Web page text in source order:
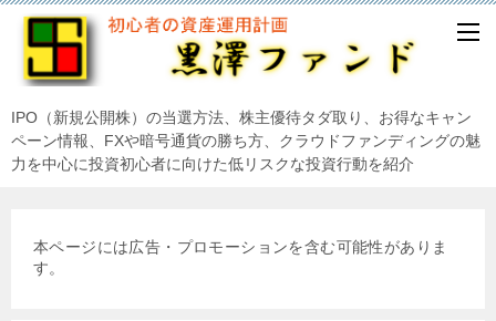
IPO（新規公開株）の当選方法、株主優待タダ取り、お得なキャン
ペーン情報、FXや暗号通貨の勝ち方、クラウドファンディングの魅
力を中心に投資初心者に向けた低リスクな投資行動を紹介
本ページには広告・プロモーションを含む可能性がありま
す。